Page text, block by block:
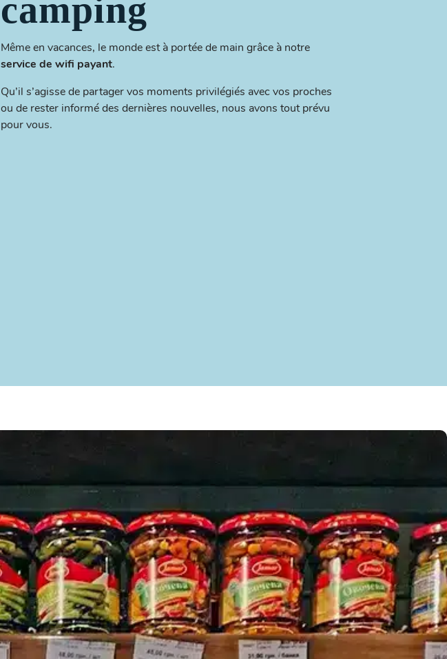
camping
Même en vacances, le monde est à portée de main grâce à notre
service de wifi payant.
Qu’il s’agisse de partager vos moments privilégiés avec vos proches
ou de rester informé des dernières nouvelles, nous avons tout prévu
pour vous.